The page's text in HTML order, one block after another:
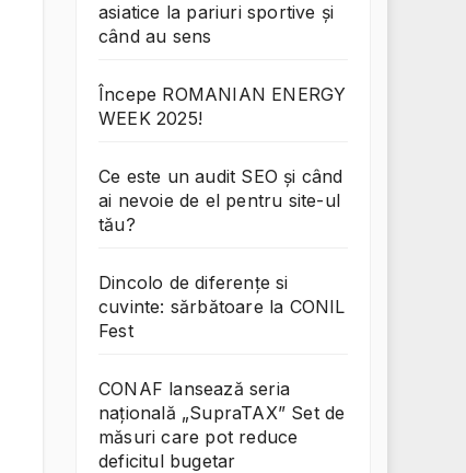
asiatice la pariuri sportive și
când au sens
Începe ROMANIAN ENERGY
WEEK 2025!
Ce este un audit SEO și când
ai nevoie de el pentru site-ul
tău?
Dincolo de diferențe si
cuvinte: sărbătoare la CONIL
Fest
CONAF lansează seria
națională „SupraTAX” Set de
măsuri care pot reduce
deficitul bugetar